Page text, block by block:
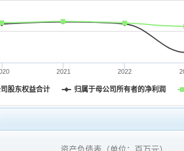
股东权益合计 归属于母公司所有者的净利润
2021 2022
资产负债表（单位： 百万元）